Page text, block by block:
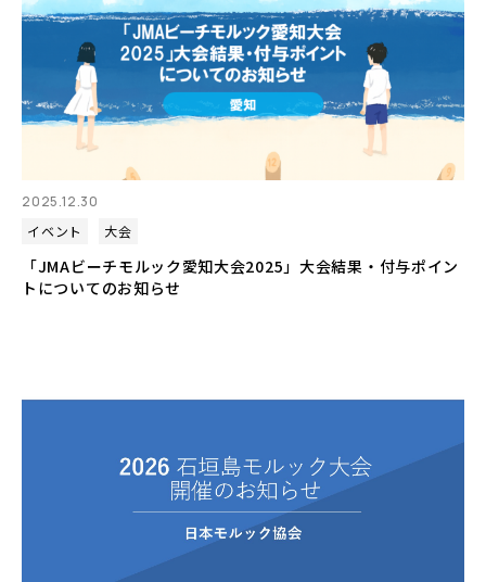
2025.12.30
イベント
大会
「JMAビーチモルック愛知大会2025」大会結果・付与ポイン
トについてのお知らせ